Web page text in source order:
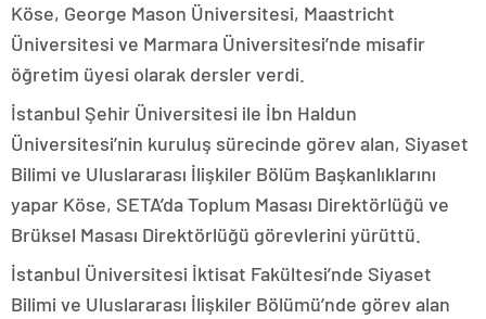
Köse, George Mason Üniversitesi, Maastricht
Üniversitesi ve Marmara Üniversitesi’nde misafir
öğretim üyesi olarak dersler verdi.
İstanbul Şehir Üniversitesi ile İbn Haldun
Üniversitesi’nin kuruluş sürecinde görev alan, Siyaset
Bilimi ve Uluslararası İlişkiler Bölüm Başkanlıklarını
yapar Köse, SETA’da Toplum Masası Direktörlüğü ve
Brüksel Masası Direktörlüğü görevlerini yürüttü.
İstanbul Üniversitesi İktisat Fakültesi’nde Siyaset
Bilimi ve Uluslararası İlişkiler Bölümü’nde görev alan